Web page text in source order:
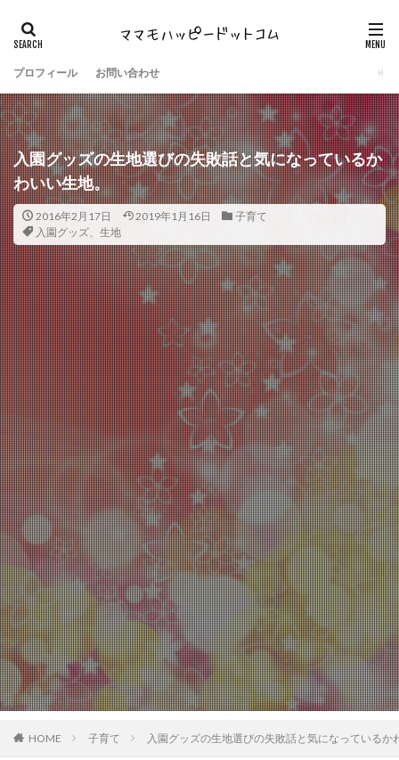
プロフィール お問い合わせ
入園グッズの生地選びの失敗話と気になっているか
わいい生地。
2016年2月17日 2019年1月16日
子育て
入園グッズ、生地
HOME 子育て 入園グッズの生地選びの失敗話と気になっているか